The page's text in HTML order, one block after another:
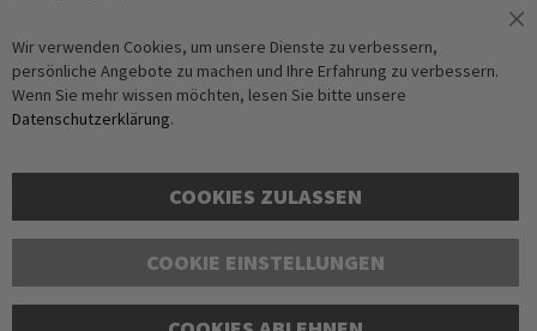
Abonnieren
Anti-Roboter-Verifizierung
Copyright © 2016-2026 dagmarfischer mode. All Rights Reserved. Alle Preise in Euro
Wir verwenden Cookies, um unsere Dienste zu verbessern,
persönliche Angebote zu machen und Ihre Erfahrung zu verbessern.
Wenn Sie mehr wissen möchten, lesen Sie bitte unsere
Datenschutzerklärung.
COOKIES ZULASSEN
COOKIE EINSTELLUNGEN